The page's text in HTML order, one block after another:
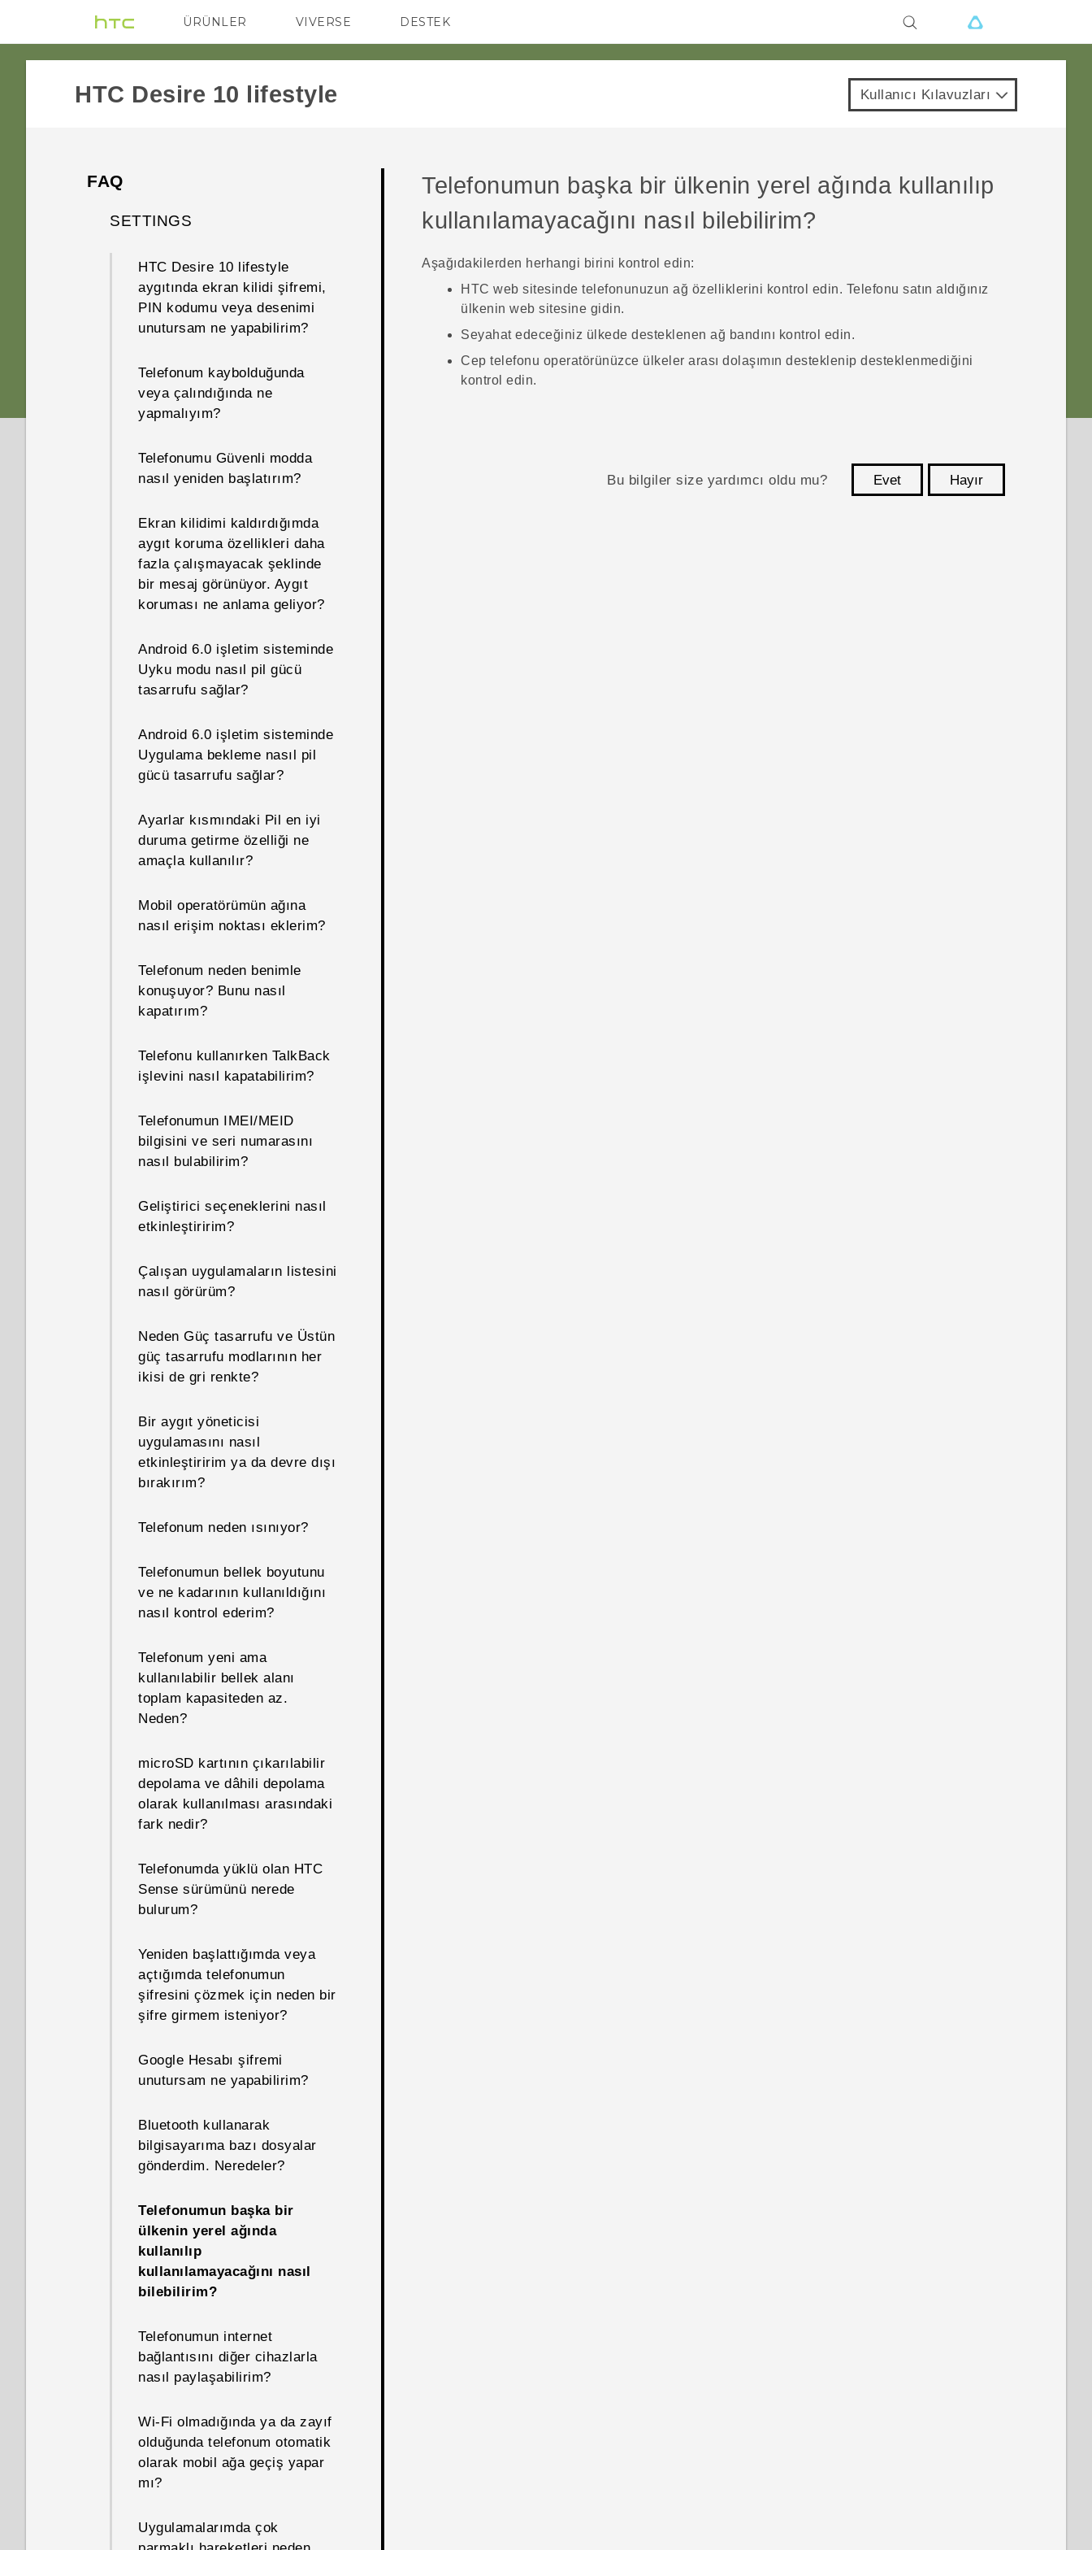
ÜRÜNLER
VIVE G REIGNS AKILLI TELEFONLAR
VIVERSE DESTEK
HTC Desire 10 lifestyle‎ Kullanıcı Kılavuzları
FAQ
SETTINGS
HTC Desire 10 lifestyle
aygıtında ekran kilidi şifremi,
PIN kodumu veya desenimi
unutursam ne yapabilirim?
Telefonum kaybolduğunda
veya çalındığında ne
yapmalıyım?
Telefonumu Güvenli modda
nasıl yeniden başlatırım?
Ekran kilidimi kaldırdığımda
aygıt koruma özellikleri daha
fazla çalışmayacak şeklinde
bir mesaj görünüyor. Aygıt
koruması ne anlama geliyor?
Android 6.0 işletim sisteminde
Uyku modu nasıl pil gücü
tasarrufu sağlar?
Android 6.0 işletim sisteminde
Uygulama bekleme nasıl pil
gücü tasarrufu sağlar?
Ayarlar kısmındaki Pil en iyi
duruma getirme özelliği ne
amaçla kullanılır?
Mobil operatörümün ağına
nasıl erişim noktası eklerim?
Telefonum neden benimle
konuşuyor? Bunu nasıl
kapatırım?
Telefonu kullanırken TalkBack
işlevini nasıl kapatabilirim?
Telefonumun IMEI/MEID
bilgisini ve seri numarasını
nasıl bulabilirim?
Geliştirici seçeneklerini nasıl
etkinleştiririm?
Çalışan uygulamaların listesini
nasıl görürüm?
Neden Güç tasarrufu ve Üstün
güç tasarrufu modlarının her
ikisi de gri renkte?
Bir aygıt yöneticisi
uygulamasını nasıl
etkinleştiririm ya da devre dışı
bırakırım?
Telefonum neden ısınıyor?
Telefonumun bellek boyutunu
ve ne kadarının kullanıldığını
nasıl kontrol ederim?
Telefonum yeni ama
kullanılabilir bellek alanı
toplam kapasiteden az.
Neden?
microSD kartının çıkarılabilir
depolama ve dâhili depolama
olarak kullanılması arasındaki
fark nedir?
Telefonumda yüklü olan HTC
Sense sürümünü nerede
bulurum?
Yeniden başlattığımda veya
açtığımda telefonumun
şifresini çözmek için neden bir
şifre girmem isteniyor?
Google Hesabı şifremi
unutursam ne yapabilirim?
Bluetooth kullanarak
bilgisayarıma bazı dosyalar
gönderdim. Neredeler?
Telefonumun başka bir
ülkenin yerel ağında
kullanılıp
kullanılamayacağını nasıl
bilebilirim?
Telefonumun internet
bağlantısını diğer cihazlarla
nasıl paylaşabilirim?
Wi‍-Fi olmadığında ya da zayıf
olduğunda telefonum otomatik
olarak mobil ağa geçiş yapar
mı?
Uygulamalarımda çok
Telefonumun başka bir ülkenin yerel ağında kullanılıp
kullanılamayacağını nasıl bilebilirim?
Aşağıdakilerden herhangi birini kontrol edin:
HTC web sitesinde telefonunuzun ağ özelliklerini kontrol edin. Telefonu satın aldığınız
ülkenin web sitesine gidin.
Seyahat edeceğiniz ülkede desteklenen ağ bandını kontrol edin.
Cep telefonu operatörünüzce ülkeler arası dolaşımın desteklenip desteklenmediğini
kontrol edin.
Bu bilgiler size yardımcı oldu mu? Evet
Hayır